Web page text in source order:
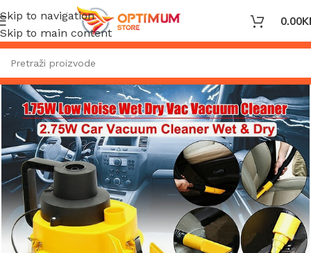
Skip to navigation
Skip to main content
0.00